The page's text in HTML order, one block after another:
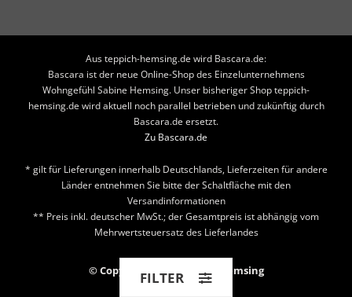
Aus teppich-hemsing.de wird Bascara.de:
Bascara ist der neue Online-Shop des Einzelunternehmens
Wohngefühl Sabine Hemsing. Unser bisheriger Shop teppich-
hemsing.de wird aktuell noch parallel betrieben und zukünftig durch
Bascara.de ersetzt.
Zu Bascara.de
* gilt für Lieferungen innerhalb Deutschlands, Lieferzeiten für andere
Länder entnehmen Sie bitte der Schaltfläche mit den
Versandinformationen
** Preis inkl. deutscher MwSt.; der Gesamtpreis ist abhängig vom
Mehrwertsteuersatz des Lieferlandes
© Copyright 2026 Teppich Hemsing
FILTER